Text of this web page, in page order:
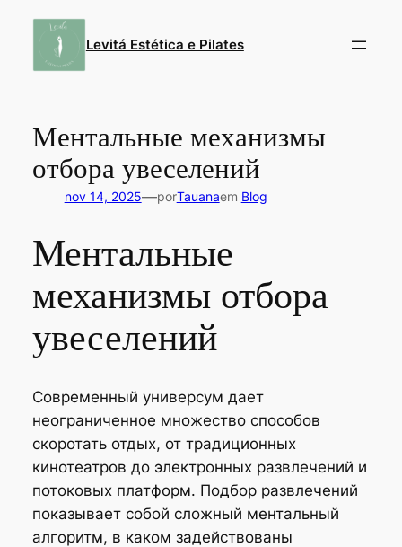
Levitá Estética e Pilates
Ментальные механизмы
отбора увеселений
nov 14, 2025—porTauanaem Blog
Ментальные
механизмы отбора
увеселений
Современный универсум дает
неограниченное множество способов
скоротать отдых, от традиционных
кинотеатров до электронных развлечений и
потоковых платформ. Подбор развлечений
показывает собой сложный ментальный
алгоритм, в каком задействованы